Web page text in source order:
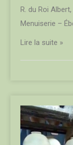
R. du Roi
Menuiserie –
Lire la suite »